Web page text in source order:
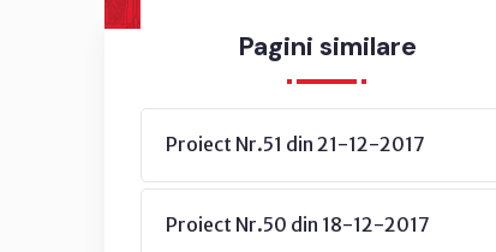
Pagini similare
Proiect Nr.51 din 21-12-2017
Proiect Nr.50 din 18-12-2017